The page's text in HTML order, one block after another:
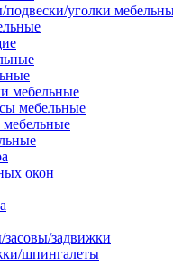
уголки
мебельные
мебельные
окон
задвижки
шпингалеты